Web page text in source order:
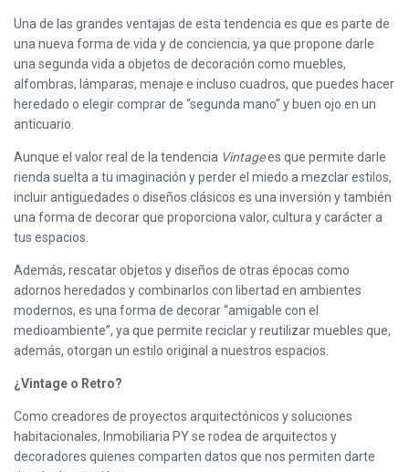
Una de las grandes ventajas de esta tendencia es que es parte de
una nueva forma de vida y de conciencia, ya que propone darle
una segunda vida a objetos de decoración como muebles,
alfombras, lámparas, menaje e incluso cuadros, que puedes hacer
heredado o elegir comprar de “segunda mano” y buen ojo en un
anticuario.
Aunque el valor real de la tendencia Vintagees que permite darle
rienda suelta a tu imaginación y perder el miedo a mezclar estilos,
incluir antigüedades o diseños clásicos es una inversión y también
una forma de decorar que proporciona valor, cultura y carácter a
tus espacios.
Además, rescatar objetos y diseños de otras épocas como
adornos heredados y combinarlos con libertad en ambientes
modernos, es una forma de decorar “amigable con el
medioambiente”, ya que permite reciclar y reutilizar muebles que,
además, otorgan un estilo original a nuestros espacios.
¿Vintage o Retro?
Como creadores de proyectos arquitectónicos y soluciones
habitacionales, Inmobiliaria PY se rodea de arquitectos y
decoradores quienes comparten datos que nos permiten darte